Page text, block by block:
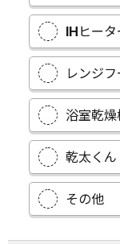
IHヒータ
レンジフ
浴室乾燥
乾太くん
その他